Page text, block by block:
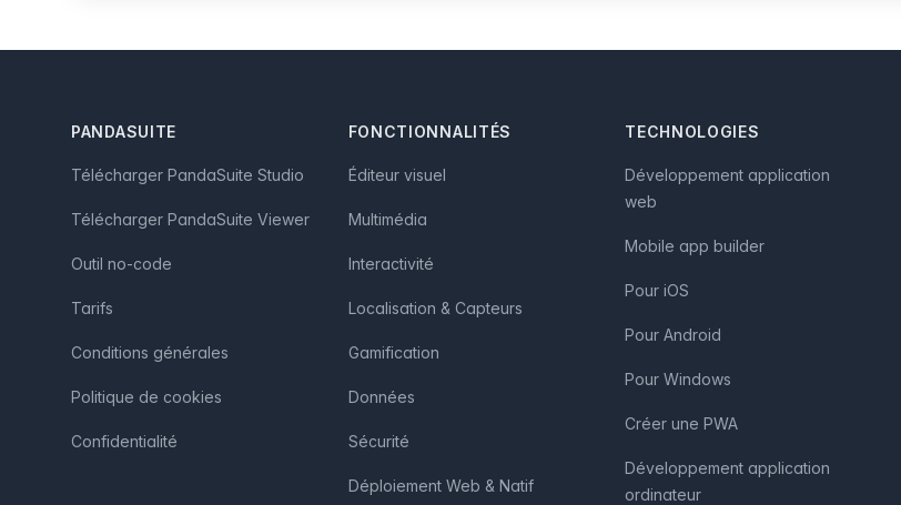
PANDASUITE
Télécharger PandaSuite Studio
Télécharger PandaSuite Viewer
Outil no-code
Tarifs
Conditions générales
Politique de cookies
Confidentialité
FONCTIONNALITÉS
Éditeur visuel
Multimédia
Interactivité
Localisation & Capteurs
Gamification
Données
Sécurité
Déploiement Web & Natif
TECHNOLOGIES
Développement application
web
Mobile app builder
Pour iOS
Pour Android
Pour Windows
Créer une PWA
Développement application
ordinateur